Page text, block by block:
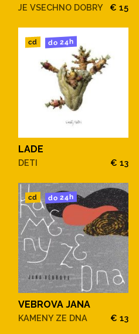
JE VSECHNO DOBRY € 15
cd do 24h
LADE
DETI € 13
cd do 24h
VEBROVA JANA
KAMENY ZE DNA € 13